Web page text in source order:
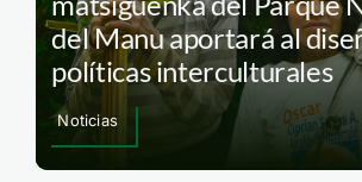
del Manu aportará al
políticas interculturales
Noticias